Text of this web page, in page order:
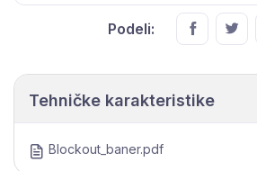
Podeli:
Tehničke karakteristike
Blockout_baner.pdf